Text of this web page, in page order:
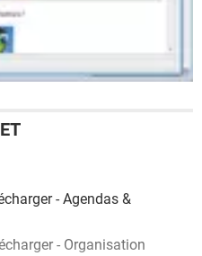
- Agendas &
- Organisation